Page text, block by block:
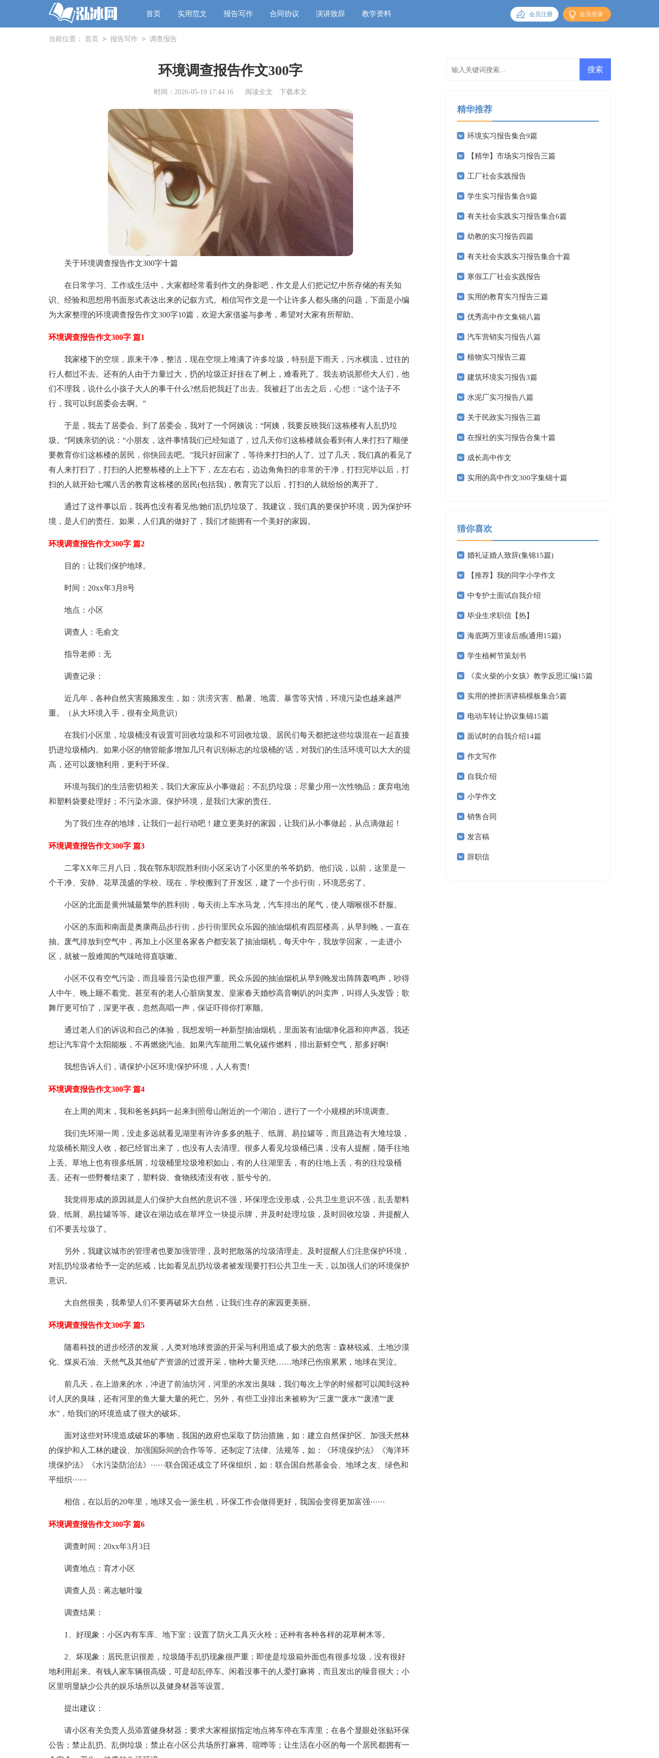
首页 实用范文 报告写作 合同协议 演讲致辞 教学资料 会员登录
会员注册
当前位置： 首页 > 报告写作 > 调查报告
环境调查报告作文300字
时间：2026-05-19 17:44:16 阅读全文 下载本文
关于环境调查报告作文300字十篇
在日常学习、工作或生活中，大家都经常看到作文的身影吧，作文是人们把记忆中所存储的有关知
识、经验和思想用书面形式表达出来的记叙方式。相信写作文是一个让许多人都头痛的问题，下面是小编
为大家整理的环境调查报告作文300字10篇，欢迎大家借鉴与参考，希望对大家有所帮助。
环境调查报告作文300字 篇1
我家楼下的空坝，原来干净，整洁，现在空坝上堆满了许多垃圾，特别是下雨天，污水横流，过往的
行人都过不去。还有的人由于力量过大，扔的垃圾正好挂在了树上，难看死了。我去劝说那些大人们，他
们不理我，说什么小孩子大人的事干什么?然后把我赶了出去。我被赶了出去之后，心想：“这个法子不
行，我可以到居委会去啊。”
于是，我去了居委会。到了居委会，我对了一个阿姨说：“阿姨，我要反映我们这栋楼有人乱扔垃
圾。”阿姨亲切的说：“小朋友，这件事情我们已经知道了，过几天你们这栋楼就会看到有人来打扫了顺便
要教育你们这栋楼的居民，你快回去吧。”我只好回家了，等待来打扫的人了。过了几天，我们真的看见了
有人来打扫了，打扫的人把整栋楼的上上下下，左左右右，边边角角扫的非常的干净，打扫完毕以后，打
扫的人就开始七嘴八舌的教育这栋楼的居民(包括我)，教育完了以后，打扫的人就纷纷的离开了。
通过了这件事以后，我再也没有看见他/她们乱扔垃圾了。我建议，我们真的要保护环境，因为保护环
境，是人们的责任。如果，人们真的做好了，我们才能拥有一个美好的家园。
环境调查报告作文300字 篇2
目的：让我们保护地球。
时间：20xx年3月8号
地点：小区
调查人：毛俞文
指导老师：无
调查记录：
近几年，各种自然灾害频频发生，如：洪涝灾害、酷暑、地震、暴雪等灾情，环境污染也越来越严
重。（从大环境入手，很有全局意识）
在我们小区里，垃圾桶没有设置可回收垃圾和不可回收垃圾。居民们每天都把这些垃圾混在一起直接
扔进垃圾桶内。如果小区的物管能多增加几只有识别标志的垃圾桶的'话，对我们的生活环境可以大大的提
高，还可以废物利用，更利于环保。
环境与我们的生活密切相关，我们大家应从小事做起：不乱扔垃圾；尽量少用一次性物品；废弃电池
和塑料袋要处理好；不污染水源。保护环境，是我们大家的责任。
为了我们生存的地球，让我们一起行动吧！建立更美好的家园，让我们从小事做起，从点滴做起！
环境调查报告作文300字 篇3
二零XX年三月八日，我在鄂东职院胜利街小区采访了小区里的爷爷奶奶。他们说，以前，这里是一
个干净、安静、花草茂盛的学校。现在，学校搬到了开发区，建了一个步行街，环境恶劣了。
小区的北面是黄州城最繁华的胜利街，每天街上车水马龙，汽车排出的尾气，使人咽喉很不舒服。
小区的东面和南面是奥康商品步行街，步行街里民众乐园的抽油烟机有四层楼高，从早到晚，一直在
抽。废气排放到空气中，再加上小区里各家各户都安装了抽油烟机，每天中午，我放学回家，一走进小
区，就被一股难闻的气味呛得直咳嗽。
小区不仅有空气污染，而且噪音污染也很严重。民众乐园的抽油烟机从早到晚发出阵阵轰鸣声，吵得
人中午、晚上睡不着觉。甚至有的老人心脏病复发。皇家春天婚纱高音喇叭的叫卖声，叫得人头发昏；歌
舞厅更可怕了，深更半夜，忽然高唱一声，保证吓得你打寒颤。
通过老人们的诉说和自己的体验，我想发明一种新型抽油烟机，里面装有油烟净化器和抑声器。我还
想让汽车背个太阳能板，不再燃烧汽油。如果汽车能用二氧化碳作燃料，排出新鲜空气，那多好啊!
我想告诉人们，请保护小区环境!保护环境，人人有责!
环境调查报告作文300字 篇4
在上周的周末，我和爸爸妈妈一起来到照母山附近的一个湖泊，进行了一个小规模的环境调查。
我们先环湖一周，没走多远就看见湖里有许许多多的瓶子、纸屑、易拉罐等，而且路边有大堆垃圾，
垃圾桶长期没人收，都已经冒出来了，也没有人去清理。很多人看见垃圾桶已满，没有人提醒，随手往地
上丢。草地上也有很多纸屑，垃圾桶里垃圾堆积如山，有的人往湖里丢，有的往地上丢，有的往垃圾桶
丢。还有一些野餐结束了，塑料袋、食物残渣没有收，脏兮兮的。
我觉得形成的原因就是人们保护大自然的意识不强，环保理念没形成，公共卫生意识不强，乱丢塑料
袋、纸屑、易拉罐等等。建议在湖边或在草坪立一块提示牌，并及时处理垃圾，及时回收垃圾，并提醒人
们不要丢垃圾了。
另外，我建议城市的管理者也要加强管理，及时把散落的垃圾清理走。及时提醒人们注意保护环境，
对乱扔垃圾者给予一定的惩戒，比如看见乱扔垃圾者被发现要打扫公共卫生一天，以加强人们的环境保护
意识。
大自然很美，我希望人们不要再破坏大自然，让我们生存的家园更美丽。
环境调查报告作文300字 篇5
随着科技的进步经济的发展，人类对地球资源的开采与利用造成了极大的危害：森林锐减、土地沙漠
化、煤炭石油、天然气及其他矿产资源的过渡开采，物种大量灭绝……地球已伤痕累累，地球在哭泣。
前几天，在上游来的水，冲进了前油坊河，河里的水发出臭味，我们每次上学的时候都可以闻到这种
讨人厌的臭味，还有河里的鱼大量大量的死亡。另外，有些工业排出来被称为“三废”“废水”“废渣”“废
水”，给我们的环境造成了很大的破坏。
面对这些对环境造成破坏的事物，我国的政府也采取了防治措施，如：建立自然保护区、加强天然林
的保护和人工林的建设、加强国际间的合作等等。还制定了法律、法规等，如：《环境保护法》《海洋环
境保护法》《水污染防治法》······联合国还成立了环保组织，如：联合国自然基金会、地球之友、绿色和
平组织······
相信，在以后的20年里，地球又会一派生机，环保工作会做得更好，我国会变得更加富强······
环境调查报告作文300字 篇6
调查时间：20xx年3月3日
调查地点：育才小区
调查人员：蒋志敏叶璇
调查结果：
1、好现象：小区内有车库、地下室；设置了防火工具灭火栓；还种有各种各样的花草树木等。
2、坏现象：居民意识很差，垃圾随手乱扔现象很严重；即使是垃圾箱外面也有很多垃圾，没有很好
地利用起来。有钱人家车辆很高级，可是却乱停车。闲着没事干的人爱打麻将，而且发出的噪音很大；小
区里明显缺少公共的娱乐场所以及健身材器等设置。
提出建议：
请小区有关负责人员添置健身材器；要求大家根据指定地点将车停在车库里；在各个显眼处张贴环保
公告；禁止乱扔、乱倒垃圾；禁止在小区公共场所打麻将、喧哗等；让生活在小区的每一个居民都拥有一
精华推荐
环境实习报告集合9篇
【精华】市场实习报告三篇
工厂社会实践报告
学生实习报告集合9篇
有关社会实践实习报告集合6篇
幼教的实习报告四篇
有关社会实践实习报告集合十篇
寒假工厂社会实践报告
实用的教育实习报告三篇
优秀高中作文集锦八篇
汽车营销实习报告八篇
植物实习报告三篇
建筑环境实习报告3篇
水泥厂实习报告八篇
关于民政实习报告三篇
在报社的实习报告合集十篇
成长高中作文
实用的高中作文300字集锦十篇
猜你喜欢
婚礼证婚人致辞(集锦15篇)
【推荐】我的同学小学作文
中专护士面试自我介绍
毕业生求职信【热】
海底两万里读后感(通用15篇)
学生植树节策划书
《卖火柴的小女孩》教学反思汇编15篇
实用的挫折演讲稿模板集合5篇
电动车转让协议集锦15篇
面试时的自我介绍14篇
作文写作
自我介绍
小学作文
销售合同
发言稿
辞职信